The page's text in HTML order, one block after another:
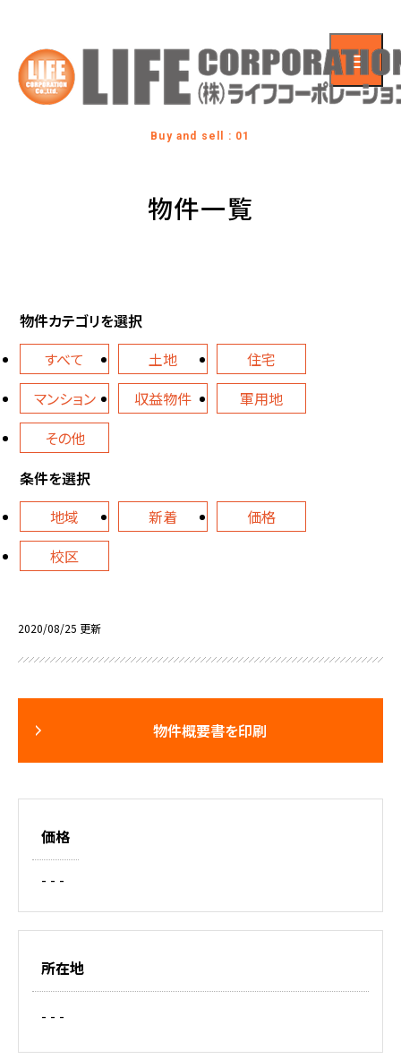
Buy and sell : 01
物件一覧
物件カテゴリを選択
すべて
土地
住宅
マンション
収益物件
軍用地
その他
条件を選択
地域
新着
価格
校区
2020/08/25 更新
物件概要書を印刷
価格
- - -
所在地
- - -